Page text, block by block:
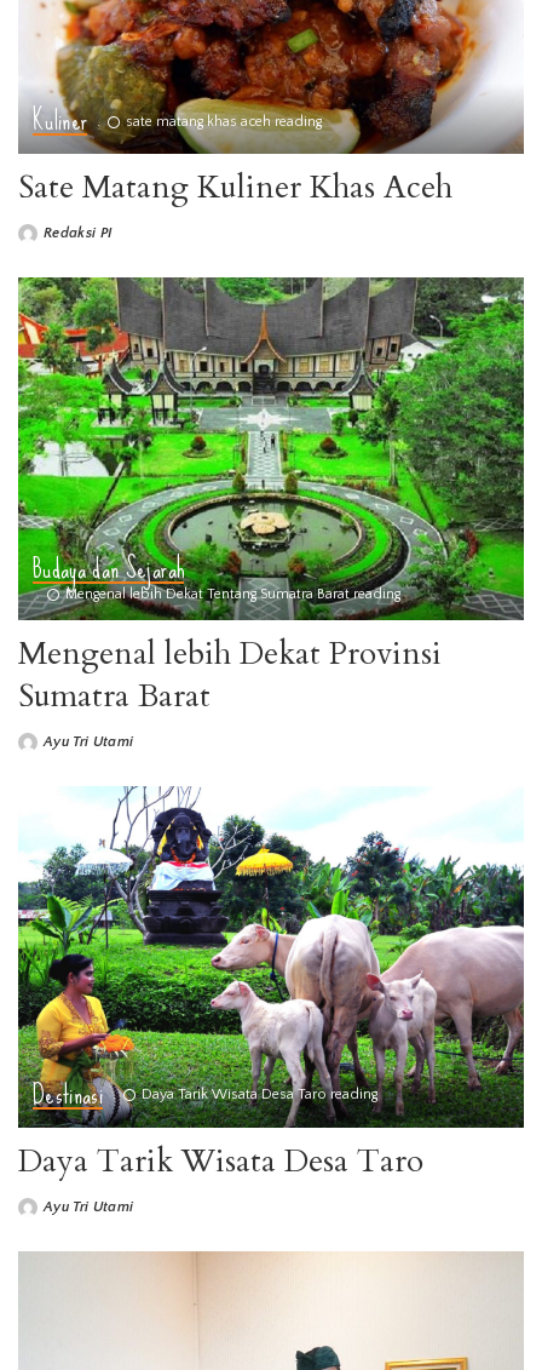
Kuliner sate matang khas aceh reading
Sate Matang Kuliner Khas Aceh
PostedRedaksi PI
Budaya dan Sejarah
Mengenal lebih Dekat Tentang Sumatra Barat reading
Mengenal lebih Dekat Provinsi
Sumatra Barat
PostedAyu Tri Utami
Destinasi Daya Tarik Wisata Desa Taro reading
Daya Tarik Wisata Desa Taro
PostedAyu Tri Utami